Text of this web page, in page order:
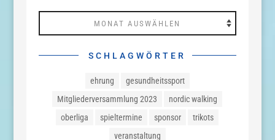
SCHLAGWÖRTER
ehrung
gesundheitssport
Mitgliederversammlung 2023
nordic walking
oberliga
spieltermine sponsor
trikots
veranstaltung